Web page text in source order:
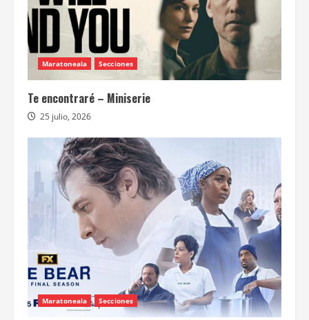
Maratoneala Secciones
Te encontraré – Miniserie
25 julio, 2026
Maratoneala Secciones